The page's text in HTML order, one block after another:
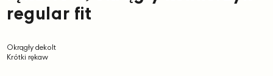
regular fit
Okrągły dekolt
Krótki rękaw